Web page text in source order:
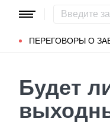
ПЕРЕГОВОРЫ О
Популярные запросы
Будет